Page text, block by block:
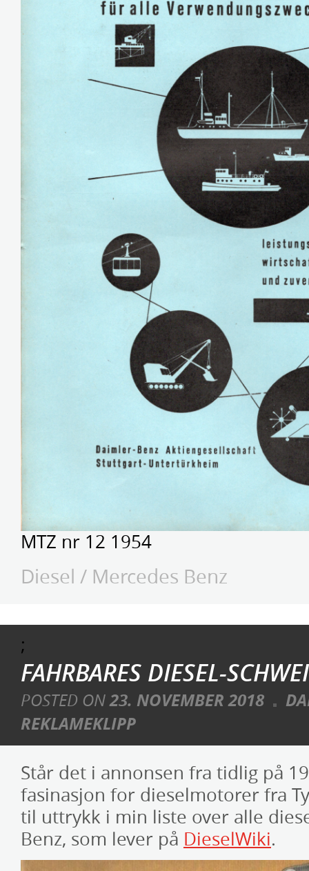
MTZ nr 12 1954
Diesel / Mercedes Benz
;
FAHRBARES DIESEL-
POSTED ON23. NOVEMBER 2018
REKLAMEKLIPP
Står det i annonsen fra tidlig på
fasinasjon for dieselmotorer fra
til uttrykk i min liste over alle
Benz, som lever på DieselWiki.